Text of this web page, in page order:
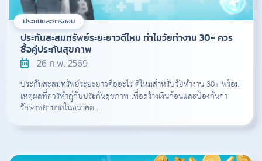
ประกันและการออม
ประกันสะสมทรัพย์ระยะยาวดีไหม ทำไมวัยทำงาน 30+ ควร
ซื้อคู่ประกันสุขภาพ
26 ก.พ. 2569
ประกันสะสมทรัพย์ระยะยาวคืออะไร ดีไหมสำหรับวัยทำงาน 30+ พร้อม
เหตุผลที่ควรทำคู่กับประกันสุขภาพ เพื่อสร้างเงินก้อนและป้องกันค่า
รักษาพยาบาลในอนาคต …